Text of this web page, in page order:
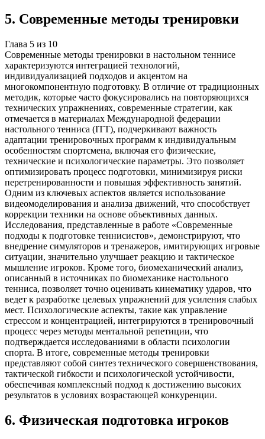
5. Современные методы тренировки
Глава 5 из 10
Современные методы тренировки в настольном теннисе
характеризуются интеграцией технологий,
индивидуализацией подходов и акцентом на
многокомпонентную подготовку. В отличие от традиционных
методик, которые часто фокусировались на повторяющихся
технических упражнениях, современные стратегии, как
отмечается в материалах Международной федерации
настольного тенниса (ITT), подчеркивают важность
адаптации тренировочных программ к индивидуальным
особенностям спортсмена, включая его физические,
технические и психологические параметры. Это позволяет
оптимизировать процесс подготовки, минимизируя риски
перетренированности и повышая эффективность занятий.
Одним из ключевых аспектов является использование
видеомоделирования и анализа движений, что способствует
коррекции техники на основе объективных данных.
Исследования, представленные в работе «Современные
подходы к подготовке теннисистов», демонстрируют, что
внедрение симуляторов и тренажеров, имитирующих игровые
ситуации, значительно улучшает реакцию и тактическое
мышление игроков. Кроме того, биомеханический анализ,
описанный в источниках по биомеханике настольного
тенниса, позволяет точно оценивать кинематику ударов, что
ведет к разработке целевых упражнений для усиления слабых
мест. Психологические аспекты, такие как управление
стрессом и концентрацией, интегрируются в тренировочный
процесс через методы ментальной репетиции, что
подтверждается исследованиями в области психологии
спорта. В итоге, современные методы тренировки
представляют собой синтез технического совершенствования,
тактической гибкости и психологической устойчивости,
обеспечивая комплексный подход к достижению высоких
результатов в условиях возрастающей конкуренции.
6. Физическая подготовка игроков